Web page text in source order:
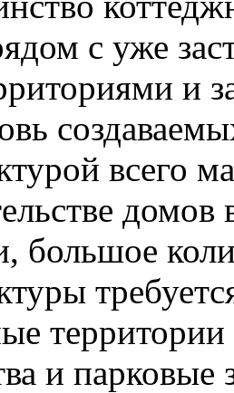
с уже
и
всего
большое
и парковые